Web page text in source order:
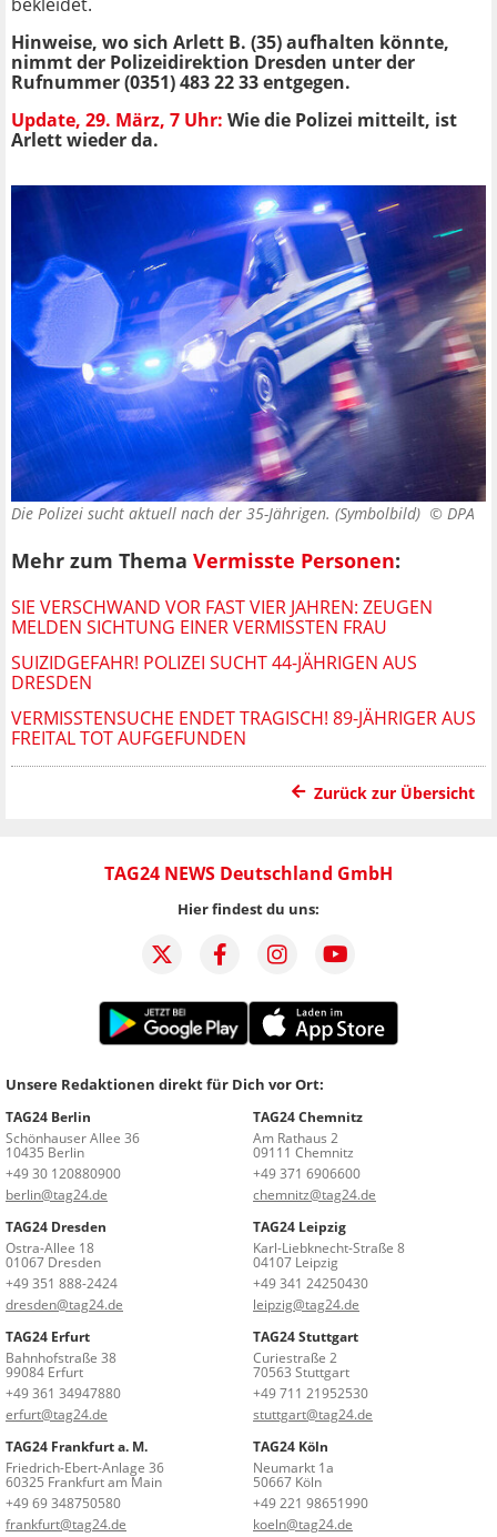
Hinweise, wo sich Arlett B. (35) aufhalten könnte,
nimmt der Polizeidirektion Dresden unter der
Rufnummer (0351) 483 22 33 entgegen.
Update, 29. März, 7 Uhr: Wie die Polizei mitteilt, ist
Arlett wieder da.
Die Polizei sucht aktuell nach der 35-Jährigen. (Symbolbild) © DPA
Mehr zum Thema Vermisste Personen:
SIE VERSCHWAND VOR FAST VIER JAHREN: ZEUGEN
MELDEN SICHTUNG EINER VERMISSTEN FRAU
SUIZIDGEFAHR! POLIZEI SUCHT 44-JÄHRIGEN AUS
DRESDEN
VERMISSTENSUCHE ENDET TRAGISCH! 89-JÄHRIGER AUS
FREITAL TOT AUFGEFUNDEN
Zurück zur Übersicht
TAG24 NEWS Deutschland GmbH
Hier findest du uns:
Unsere Redaktionen direkt für Dich vor Ort:
TAG24 Berlin
Schönhauser Allee 36
10435 Berlin
+49 30 120880900
berlin@tag24.de
TAG24 Chemnitz
Am Rathaus 2
09111 Chemnitz
+49 371 6906600
chemnitz@tag24.de
TAG24 Dresden
Ostra-Allee 18
01067 Dresden
+49 351 888-2424
dresden@tag24.de
TAG24 Leipzig
Karl-Liebknecht-Straße 8
04107 Leipzig
+49 341 24250430
leipzig@tag24.de
TAG24 Erfurt
Bahnhofstraße 38
99084 Erfurt
+49 361 34947880
erfurt@tag24.de
TAG24 Stuttgart
Curiestraße 2
70563 Stuttgart
+49 711 21952530
stuttgart@tag24.de
TAG24 Frankfurt a. M.
Friedrich-Ebert-Anlage 36
60325 Frankfurt am Main
+49 69 348750580
frankfurt@tag24.de
TAG24 Köln
Neumarkt 1a
50667 Köln
+49 221 98651990
koeln@tag24.de